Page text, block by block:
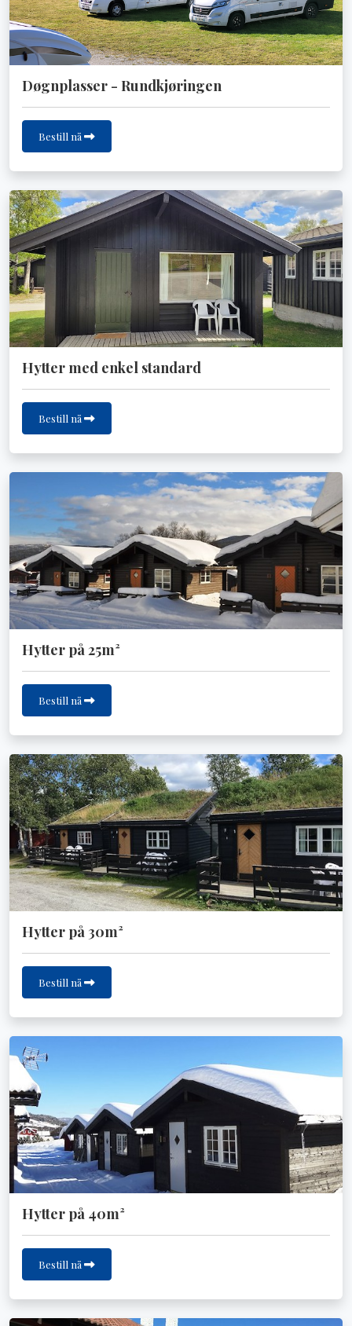
Døgnplasser - Rundkjøringen
Bestill nå
Hytter med enkel standard
Bestill nå
Hytter på 25m²
Bestill nå
Hytter på 30m²
Bestill nå
Hytter på 40m²
Bestill nå